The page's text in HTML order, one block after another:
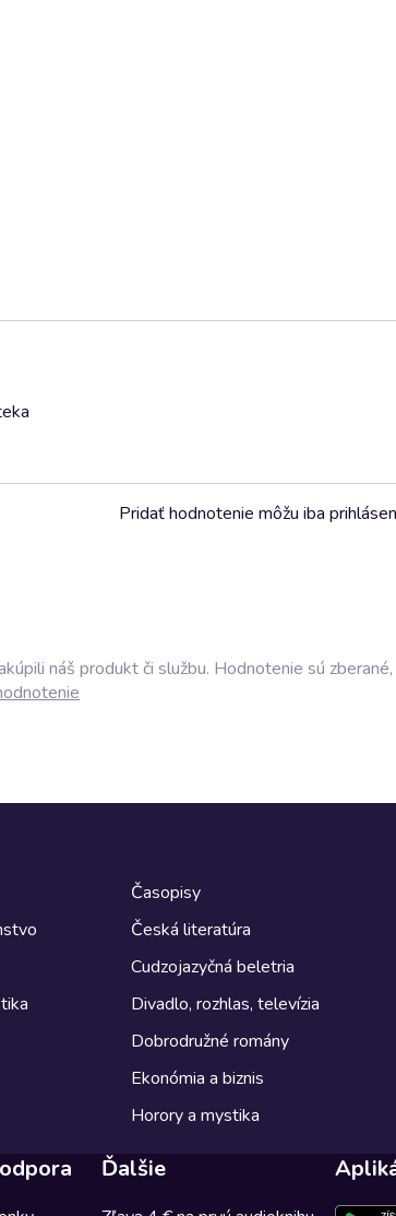
Pridať hodnotenie môžu iba
náš produkt či službu. Hodnotenie sú
Časopisy
Česká literatúra
Cudzojazyčná beletria
Divadlo, rozhlas, televízia
Dobrodružné romány
Ekonómia a biznis
Horory a mystika
Ďalšie